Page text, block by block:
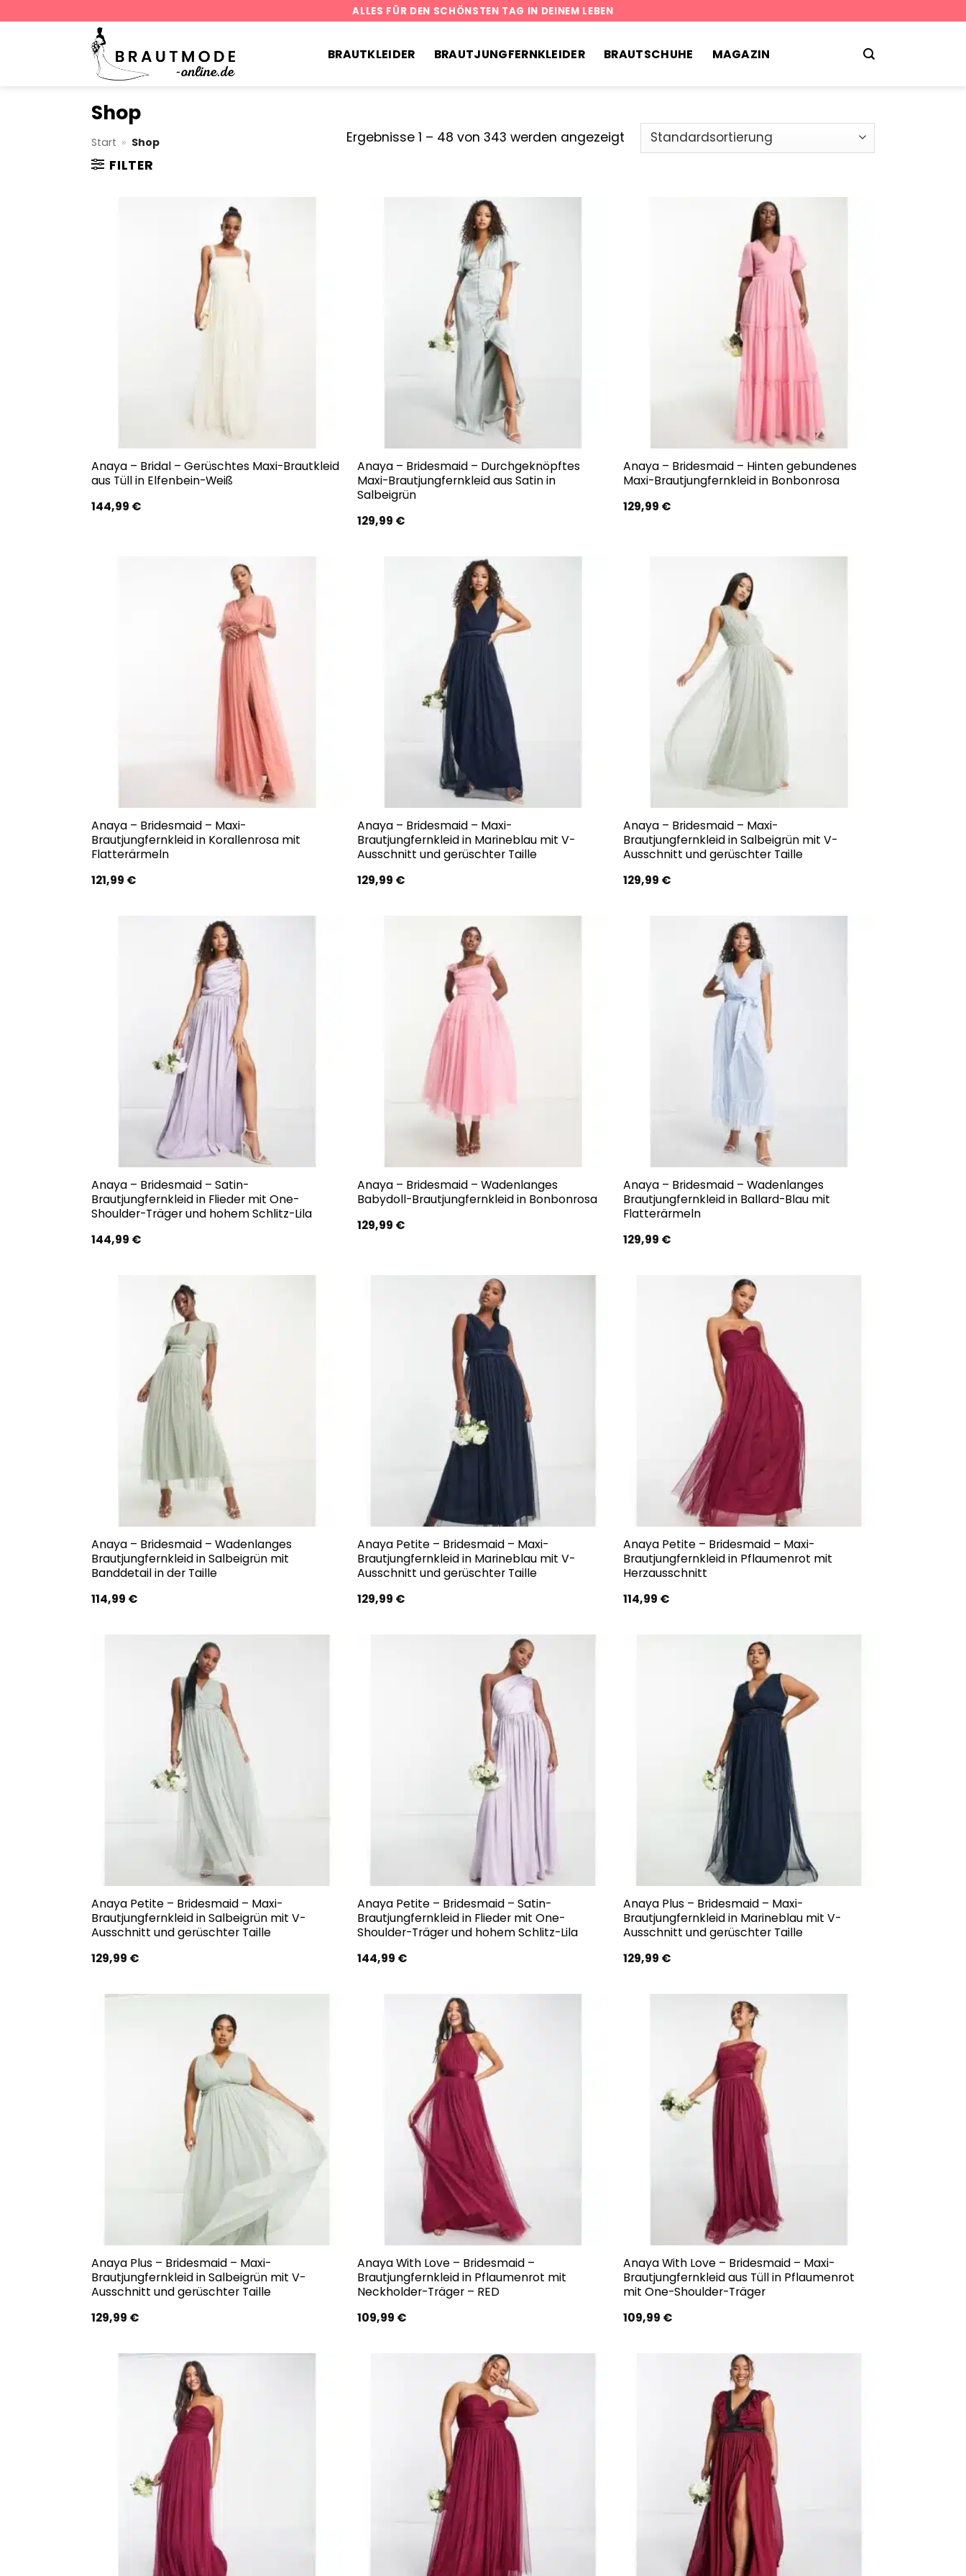
ALLES FÜR DEN SCHÖNSTEN TAG IN DEINEM LEBEN
BRAUTKLEIDER BRAUTJUNGFERNKLEIDER BRAUTSCHUHE MAGAZIN
Shop
Start » Shop
FILTER
Ergebnisse 1 – 48 von 343 werden angezeigt
Anaya – Bridal – Gerüschtes Maxi-Brautkleid
aus Tüll in Elfenbein-Weiß
144,99 €
Anaya – Bridesmaid – Durchgeknöpftes
Maxi-Brautjungfernkleid aus Satin in
Salbeigrün
129,99 €
Anaya – Bridesmaid – Hinten gebundenes
Maxi-Brautjungfernkleid in Bonbonrosa
129,99 €
Anaya – Bridesmaid – Maxi-
Brautjungfernkleid in Korallenrosa mit
Flatterärmeln
121,99 €
Anaya – Bridesmaid – Maxi-
Brautjungfernkleid in Marineblau mit V-
Ausschnitt und gerüschter Taille
129,99 €
Anaya – Bridesmaid – Maxi-
Brautjungfernkleid in Salbeigrün mit V-
Ausschnitt und gerüschter Taille
129,99 €
Anaya – Bridesmaid – Satin-
Brautjungfernkleid in Flieder mit One-
Shoulder-Träger und hohem Schlitz-Lila
144,99 €
Anaya – Bridesmaid – Wadenlanges
Babydoll-Brautjungfernkleid in Bonbonrosa
129,99 €
Anaya – Bridesmaid – Wadenlanges
Brautjungfernkleid in Ballard-Blau mit
Flatterärmeln
129,99 €
Anaya – Bridesmaid – Wadenlanges
Brautjungfernkleid in Salbeigrün mit
Banddetail in der Taille
114,99 €
Anaya Petite – Bridesmaid – Maxi-
Brautjungfernkleid in Marineblau mit V-
Ausschnitt und gerüschter Taille
129,99 €
Anaya Petite – Bridesmaid – Maxi-
Brautjungfernkleid in Pflaumenrot mit
Herzausschnitt
114,99 €
Anaya Petite – Bridesmaid – Maxi-
Brautjungfernkleid in Salbeigrün mit V-
Ausschnitt und gerüschter Taille
129,99 €
Anaya Petite – Bridesmaid – Satin-
Brautjungfernkleid in Flieder mit One-
Shoulder-Träger und hohem Schlitz-Lila
144,99 €
Anaya Plus – Bridesmaid – Maxi-
Brautjungfernkleid in Marineblau mit V-
Ausschnitt und gerüschter Taille
129,99 €
Anaya Plus – Bridesmaid – Maxi-
Brautjungfernkleid in Salbeigrün mit V-
Ausschnitt und gerüschter Taille
129,99 €
Anaya With Love – Bridesmaid –
Brautjungfernkleid in Pflaumenrot mit
Neckholder-Träger – RED
109,99 €
Anaya With Love – Bridesmaid – Maxi-
Brautjungfernkleid aus Tüll in Pflaumenrot
mit One-Shoulder-Träger
109,99 €